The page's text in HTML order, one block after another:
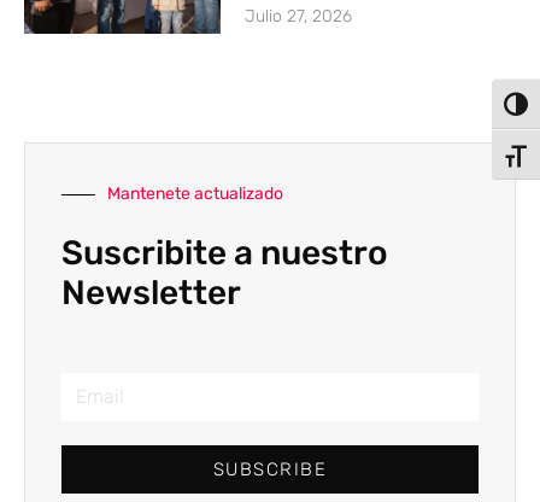
Julio 27, 2026
Mantenete actualizado
Suscribite a nuestro
Newsletter
SUBSCRIBE